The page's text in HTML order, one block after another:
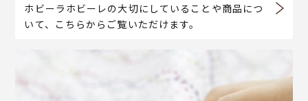
ホビーラホビーレの大切にしていることや商品につ
いて、こちらからご覧いただけます。